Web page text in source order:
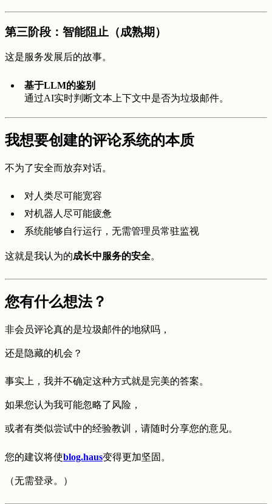
第三阶段：智能阻止（成熟期）
这是服务发展后的故事。
基于LLM的鉴别
通过AI实时判断文本上下文中是否为垃圾邮件。
我想要创建的评论系统的本质
不为了安全而放弃对话。
对人类尽可能宽容
对机器人尽可能疲惫
系统能够自行运行，无需管理员常驻监视
这就是我认为的成长中服务的安全。
您有什么想法？
非会员评论真的是垃圾邮件的地狱吗，
还是隐藏的机会？
事实上，我并不确定这种方式就是完美的答案。
如果您认为我可能忽略了风险，
或者有类似尝试中的经验教训，请随时分享您的意见。
您的建议将使blog.haus变得更加坚固。
（无需登录。）